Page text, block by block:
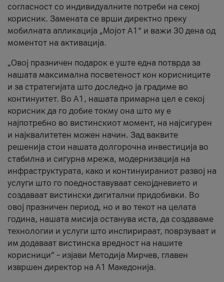
согласност со индивидуалните потреби на секој
корисник. Замената се врши директно преку
мобилната апликација „Мојот А1“ и важи 30 дена од
моментот на активација.
„Овој празничен подарок е уште една потврда за
нашата максимална посветеност кон корисниците
и за стратегијата што доследно ја градиме во
континуитет. Во А1, нашата примарна цел е секој
корисник да го добие токму она што му е
најпотребно во вистинскиот момент, на најсигурен
и најквалитетен можен начин. Зад ваквите
решенија стои нашата долгорочна инвестиција во
стабилна и сигурна мрежа, модернизација на
инфраструктурата, како и континуираниот развој на
услуги што го поедноставуваат секојдневието и
создаваат вистински дигитални придобивки. Во
овој празничен период, но и во текот на целата
година, нашата мисија останува иста, да создаваме
технологии и услуги што инспирираат, поврзуваат и
им додаваат вистинска вредност на нашите
корисници“ – изјави Методија Мирчев, главен
извршен директор на А1 Македонија.